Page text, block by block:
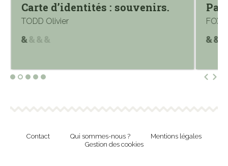
Carte d’identités : souvenirs.
TODD Olivier FOX
Contact Qui sommes-nous ?
Mentions légales
Gestion des cookies